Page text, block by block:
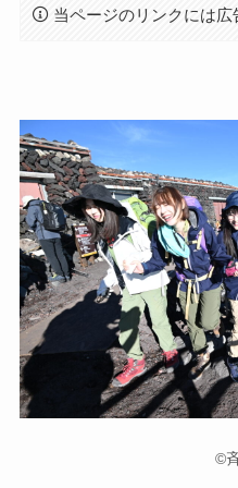
当ページのリンクには広
©